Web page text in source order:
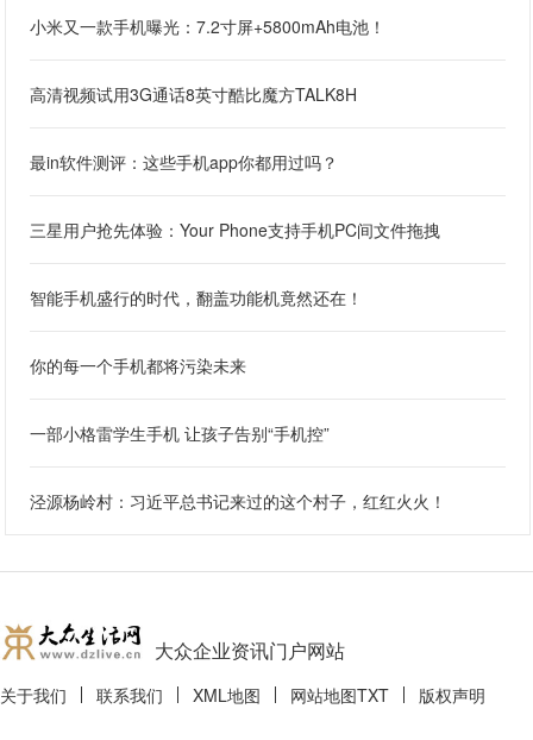
小米又一款手机曝光：7.2寸屏+5800mAh电池！
高清视频试用3G通话8英寸酷比魔方TALK8H
最in软件测评：这些手机app你都用过吗？
三星用户抢先体验：Your Phone支持手机PC间文件拖拽
智能手机盛行的时代，翻盖功能机竟然还在！
你的每一个手机都将污染未来
一部小格雷学生手机 让孩子告别“手机控”
泾源杨岭村：习近平总书记来过的这个村子，红红火火！
大众企业资讯门户网站
关于我们 联系我们 XML地图 网站地图TXT 版权声明